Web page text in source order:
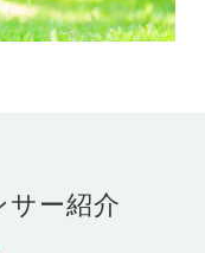
サー紹介